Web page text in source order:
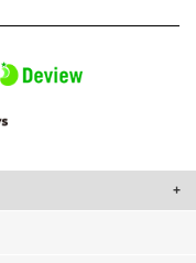
わせたコンテンツや広告の